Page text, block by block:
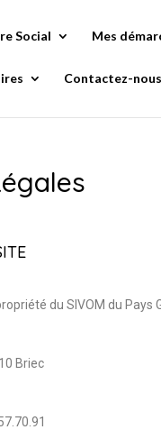
Social Mes
Contactez-nous
du SIVOM du Pays
Briec